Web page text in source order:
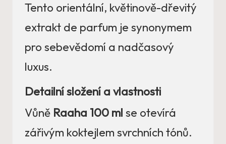
Tento orientální, květinově-dřevitý
extrakt de parfum je synonymem
pro sebevědomí a nadčasový
luxus.
Detailní složení a vlastnosti
Vůně Raaha 100 ml se otevírá
zářivým koktejlem svrchních tónů.